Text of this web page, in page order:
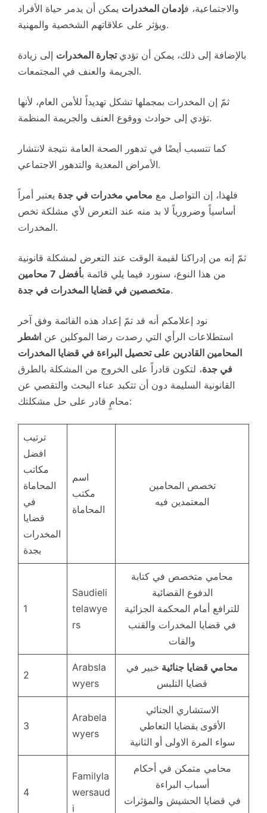
والاجتماعية، فإدمان المخدرات يمكن أن يدمر حياة الأفراد
ويؤثر على علاقاتهم الشخصية والمهنية.
بالإضافة إلى ذلك، يمكن أن تؤدي تجارة المخدرات إلى زيادة
الجريمة والعنف في المجتمعات.
ثمّ إن المخدرات بمجملها تشكل تهديداً للأمن العام، لأنها
تؤدي إلى حوادث ووقوع العنف والجريمة المنظمة.
كما تتسبب أيضًا في تدهور الصحة العامة نتيجة لانتشار
الأمراض المعدية والتدهور الاجتماعي.
فلهذا، إن التواصل مع محامي مخدرات في جدة يعتبر أمراً
أساسياً وضرورياً لا بد منه عند التعرض لأي مشلكة تخص
المخدرات.
ثمّ إنه من إدراكنا لقيمة الوقت عند التعرض لمشكلة قانونية
من هذا النوع، سنورد فيما يلي قائمة ب
أفضل 7 محامين
متخصصين في قضايا المخدرات في جدة.
نود إعلامكم أنه قد تمّ إعداد هذه القائمة وفق آخر
استطلاعات الرأي التي رصدت رضا الموكلين عن اشطر
المحامين القادرين على تحصيل البراءة في قضايا المخدرات
في جدة، لتكون قادراً على الخروج من المشكلة بالطرق
القانونية السليمة دون أن تتكبد عناء البحث والتقصي عن
محامٍ قادر على حل مشكلتك:
ترتيب
افضل
مكاتب
المحاماة
في
قضايا
المخدرات
بجدة
اسم
مكتب
المحاماة
تخصص المحامين
المعتمدين فيه
1
Saudieli
telawye
rs
محامي متخصص في كتابة
الدفوع القضائية
للترافع أمام المحكمة الجزائية
في قضايا المخدرات والقنب
والقات
2
Arabsla
wyers
محامي قضايا جنائية خبير في
قضايا التلبس
3
Arabela
wyers
الاستشاري الجنائي
الأقوى بقضايا التعاطي
سواء المرة الاولى أو الثانية
4
Familyla
wersaud
i
محامي متمكن في أحكام
أسباب البراءة
في قضايا الحشيش والمؤثرات